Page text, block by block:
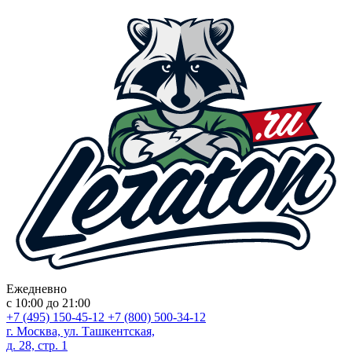
Ежедневно
с 10:00 до 21:00
+7 (495) 150-45-12 +7 (800) 500-34-12
г. Москва, ул. Ташкентская,
д. 28, стр. 1